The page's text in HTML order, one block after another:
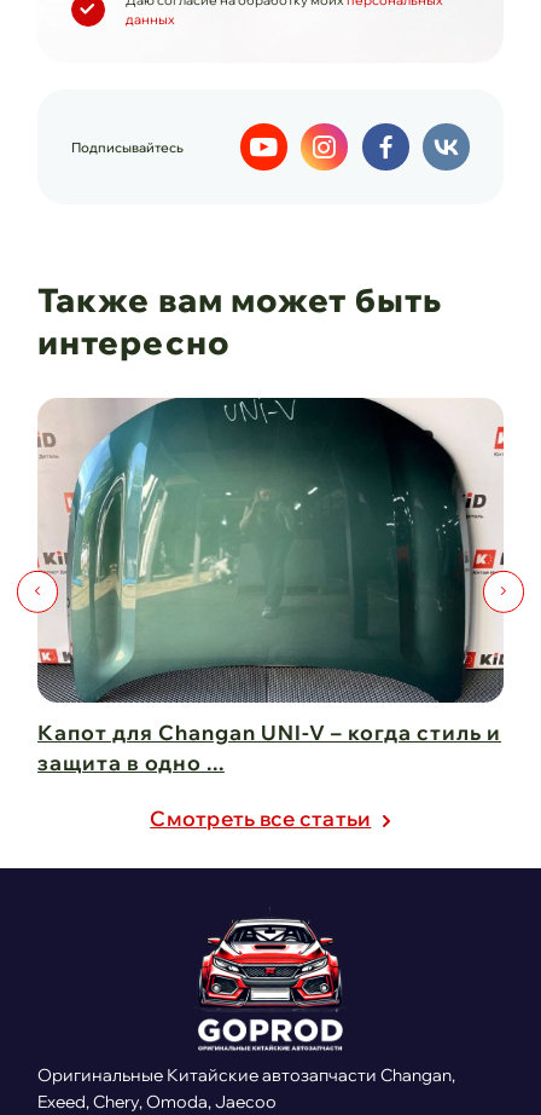
данных
Подписывайтесь
Также вам может быть
интересно
Капот для Changan UNI-V – когда стиль и
защита в одно ...
Cмотреть все статьи
Оригинальные Китайские автозапчасти Changan,
Exeed, Chery, Omoda, Jaecoo